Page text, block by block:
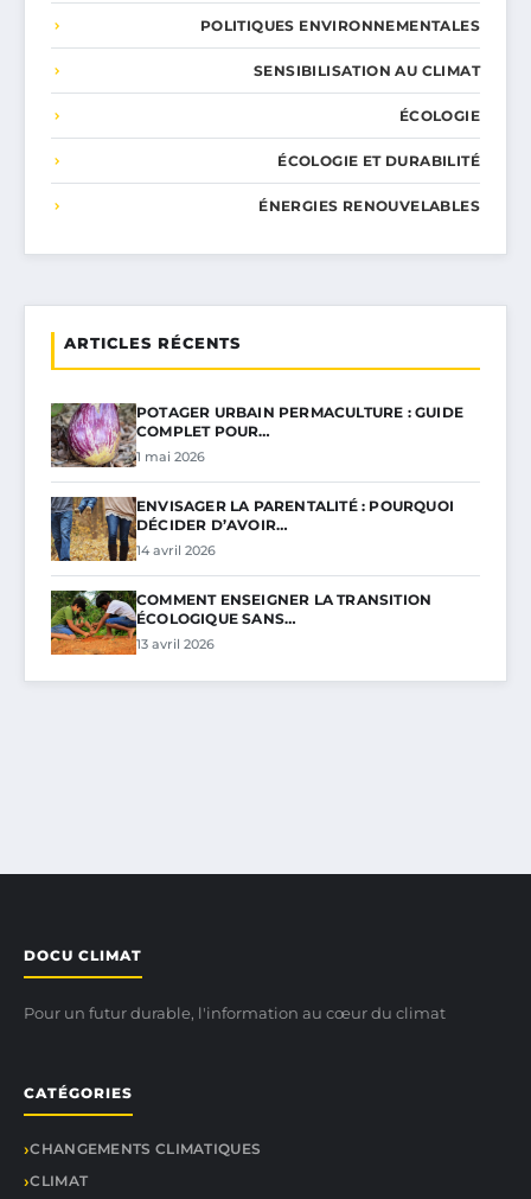
POLITIQUES ENVIRONNEMENTALES
SENSIBILISATION AU CLIMAT
ÉCOLOGIE
ÉCOLOGIE ET DURABILITÉ
ÉNERGIES RENOUVELABLES
ARTICLES RÉCENTS
POTAGER URBAIN PERMACULTURE : GUIDE
COMPLET POUR…
1 mai 2026
ENVISAGER LA PARENTALITÉ : POURQUOI
DÉCIDER D’AVOIR…
14 avril 2026
COMMENT ENSEIGNER LA TRANSITION
ÉCOLOGIQUE SANS…
13 avril 2026
DOCU CLIMAT
Pour un futur durable, l'information au cœur du climat
CATÉGORIES
CHANGEMENTS CLIMATIQUES
CLIMAT